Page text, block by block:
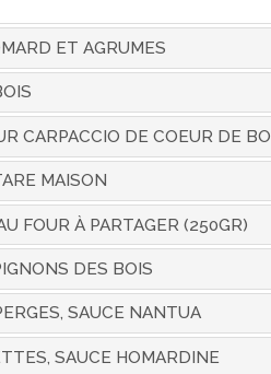
ET AGRUMES
CARPACCIO DE COEUR DE
MAISON
FOUR À PARTAGER (250GR)
DES BOIS
SAUCE NANTUA
SAUCE HOMARDINE